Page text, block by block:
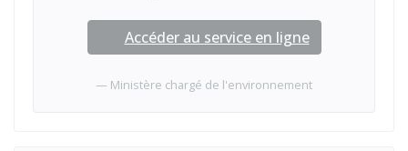
Accéder au service en ligne
Ministère chargé de l'environnement